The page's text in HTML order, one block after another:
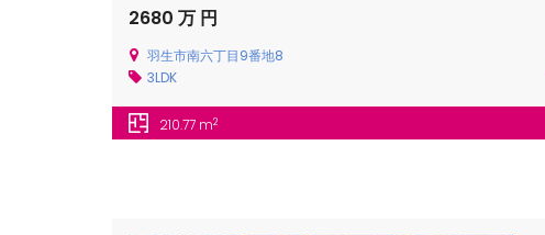
2680 万 円
羽生市南六丁目9番地8
3LDK
210.77 m2